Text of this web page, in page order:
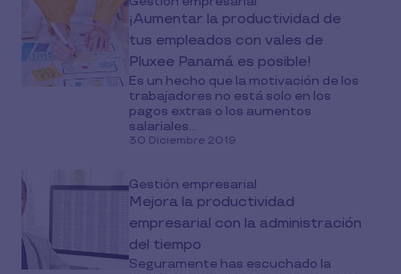
¡Aumentar la productividad de
tus empleados con vales de
Pluxee Panamá es posible!
Es un hecho que la motivación de los
trabajadores no está solo en los
pagos extras o los aumentos
salariales...
30 Diciembre 2019
Gestión empresarial
Mejora la productividad
empresarial con la administración
del tiempo
Seguramente has escuchado la